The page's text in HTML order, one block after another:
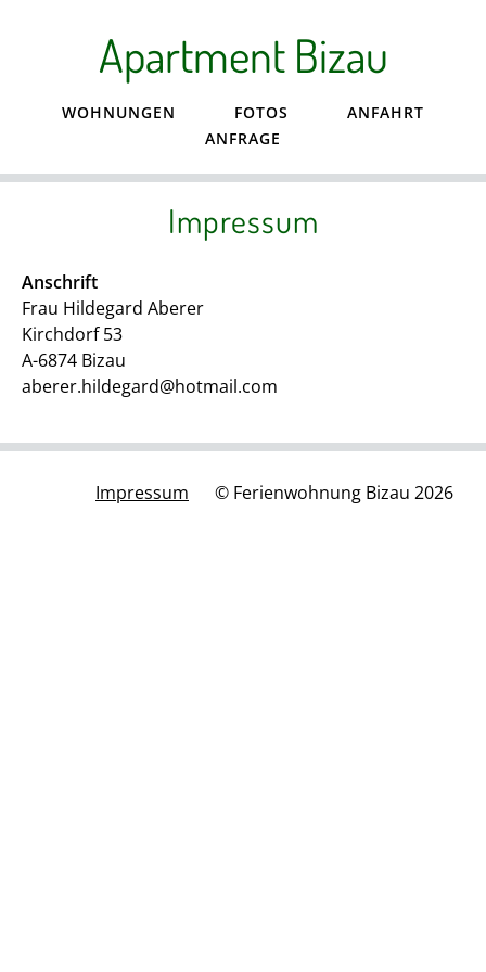
Apartment Bizau
WOHNUNGEN FOTOS
ANFAHRT
ANFRAGE
Impressum
Anschrift
Frau Hildegard Aberer
Kirchdorf 53
A-6874 Bizau
aberer.hildegard@hotmail.com
Impressum © Ferienwohnung Bizau 2026